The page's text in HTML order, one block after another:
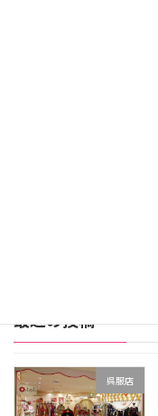
最近の投稿
呉服店